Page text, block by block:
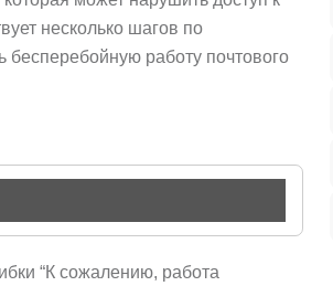
несколько шагов по
бесперебойную работу почтового
“К сожалению, работа